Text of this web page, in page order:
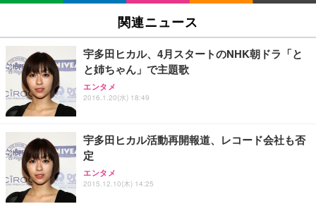
SIHOO B100 オフィスチェア／デスクチェア メッシ
ュチェア 人間工学 疲れない ブラック
￥27,999
Sezlife オフィスチェア デスクチェア 疲れない テレ
ワーク チェア 強化バックレスト 30度ロッキング機
能 人間工学 椅子 腰サポート 90度跳ね上げ式アーム
務用 おしゃれ パソコンチェア (ブラック)
Sezlife オフィスチェア デスクチェア 疲れない テレ
ワーク チェア 強化バックレスト 30度ロッキング機
能 人間工学 椅子 腰サポート 90度跳ね上げ式アーム
￥109,572
【純正品】27"ゲーミングモニター DualSense 充電
フック付き（CFI-ZDM1J）
【整備済み品】Dell E2724HS 27インチ 液晶モニタ
ー フルHD（1920×1080）VA 非光沢 HDMI/DisplayP
ort/VGA スピーカー内蔵 高さ調整 スイベル VESA対
Amazonベーシック ペットシーツ 厚型 ワイド 42枚
x2袋(84枚) ホワイト(吸収面:ライトブルー)
￥3,234
ネオ・ルーライフ ネオ・オムツ L 中型犬用 26枚入
り 単品
Smart Basic(スマートベーシック) 【Amazon.co.jp
限定】 Smart Basic アイリスオーヤマ ペットシーツ
超厚型 お徳用 ワイド 100枚入 (x 1) (ケース販売)
関連ニュース
宇多田ヒカル、4月スタートのNHK朝ドラ「と
と姉ちゃん」で主題歌
エンタメ
2016.1.20(水) 18:49
宇多田ヒカル活動再開報道、レコード会社も否
定
エンタメ
2015.12.10(木) 14:25